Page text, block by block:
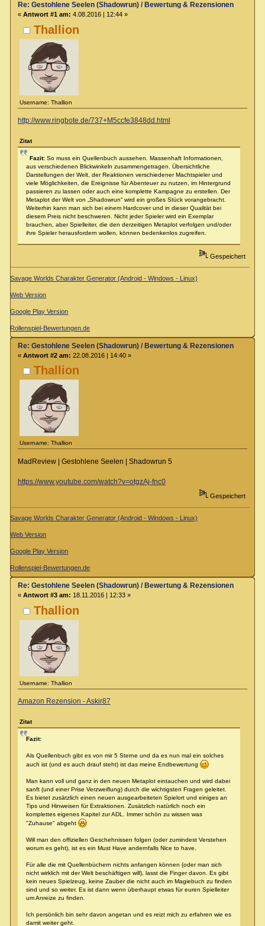
Thallion
Username: Thallion
Re: Gestohlene Seelen (Shadowrun) / Bewertung & Rezensionen
« Antwort #1 am: 4.08.2016 | 12:44 »
http://www.ringbote.de/737+M5ccfe3848dd.html
Zitat
Fazit: So muss ein Quellenbuch aussehen. Massenhaft Informationen,
aus verschiedenen Blickwinkeln zusammengetragen. Übersichtliche
Darstellungen der Welt, der Reaktionen verschiedener Machtspieler und
viele Möglichkeiten, die Ereignisse für Abenteuer zu nutzen, im Hintergrund
passieren zu lassen oder auch eine komplette Kampagne zu erstellen. Der
Metaplot der Welt von „Shadowrun“ wird ein großes Stück vorangebracht.
Weiterhin kann man sich bei einem Hardcover und in dieser Qualität bei
diesem Preis nicht beschweren. Nicht jeder Spieler wird ein Exemplar
brauchen, aber Spielleiter, die den derzeitigen Metaplot verfolgen und/oder
ihre Spieler herausfordern wollen, können bedenkenlos zugreifen.
Gespeichert
Savage Worlds Charakter Generator (Android - Windows - Linux)
Web Version
Google Play Version
Rollenspiel-Bewertungen.de
Thallion
Username: Thallion
Re: Gestohlene Seelen (Shadowrun) / Bewertung & Rezensionen
« Antwort #2 am: 22.08.2016 | 14:40 »
MadReview | Gestohlene Seelen | Shadowrun 5
https://www.youtube.com/watch?v=otgzAj-fnc0
Gespeichert
Savage Worlds Charakter Generator (Android - Windows - Linux)
Web Version
Google Play Version
Rollenspiel-Bewertungen.de
Thallion
Username: Thallion
Re: Gestohlene Seelen (Shadowrun) / Bewertung & Rezensionen
« Antwort #3 am: 18.11.2016 | 12:33 »
Amazon Rezension - Askir87
Zitat
Fazit:
Als Quellenbuch gibt es von mir 5 Sterne und da es nun mal ein solches
auch ist (und es auch drauf steht) ist das meine Endbewertung
Man kann voll und ganz in den neuen Metaplot eintauchen und wird dabei
sanft (und einer Prise Verzweiflung) durch die wichtigsten Fragen geleitet.
Es bietet zusätzlich einen neuen ausgearbeiteten Spielort und einiges an
Tips und Hinweisen für Extraktionen. Zusätzlich natürlich noch ein
komplettes eigenes Kapitel zur ADL. Immer schön zu wissen was
"Zuhause" abgeht
Will man den offiziellen Geschehnissen folgen (oder zumindest Verstehen
worum es geht), ist es ein Must Have andernfalls Nice to have.
Für alle die mit Quellenbüchern nichts anfangen können (oder man sich
nicht wirklich mit der Welt beschäftigen will), lasst die Finger davon. Es gibt
kein neues Spielzeug, keine Zauber die nicht auch im Magiebuch zu finden
sind und so weiter. Es ist dann wenn überhaupt etwas für euren Spielleiter
um Anreize zu finden.
Ich persönlich bin sehr davon angetan und es reizt mich zu erfahren wie es
damit weiter geht.